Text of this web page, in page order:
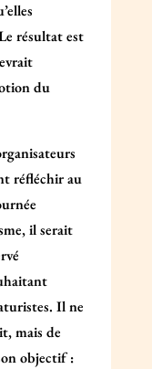
résultat est
du
réfléchir au
il serait
Il ne
mais de
objectif :